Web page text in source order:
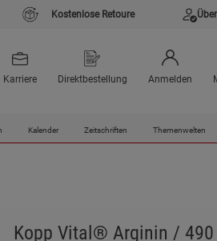
Kostenlose Retoure
Karriere Direktbestellung Anmelden
Kalender Zeitschriften Themenwelten
Kopp Vital® Arginin /